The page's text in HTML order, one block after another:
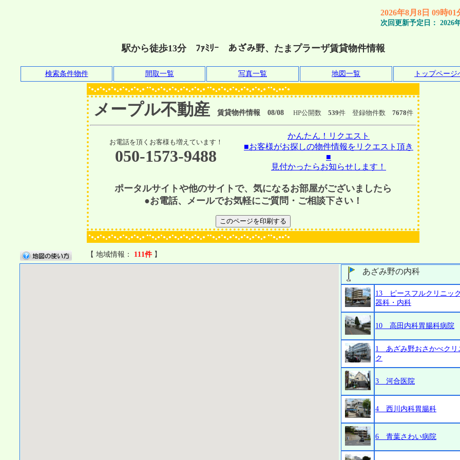
2026年8月8日 09時01
次回更新予定日： 2026
駅から徒歩13分 ﾌｧﾐﾘｰ あざみ野、たまプラーザ賃貸物件情報
検索条件物件 間取一覧 写真一覧 地図一覧 トップページ
● ●● ●● ●● ●● ●● ●● ●● ●● ●● ● ●● ●● ●● ●● ●● ●● ●● ●● ●● ●● ● ●● ●● ●● ●● ●● ●● ●● ●● ●● ●● ● ●● ●● ●●● ●
メープル不動産賃貸物件情報 08/08 HP公開数 539件 登録物件数 7678件
お電話を頂くお客様も増えています！
050-1573-9488
かんたん！リクエスト
■お客様がお探しの物件情報をリクエスト頂き
■
見付かったらお知らせします！
ポータルサイトや他のサイトで、気になるお部屋がございましたら
●お電話、メールでお気軽にご質問・ご相談下さい！
● ●● ●● ●● ●● ●● ●● ●● ●● ●● ● ●● ●● ●● ●● ●● ●● ●● ●● ●● ●● ● ●● ●● ●● ●● ●● ●● ●● ●● ●● ●● ● ●● ●● ●●● ●
【 地域情報： 111件】
あざみ野の内科
13 ピースフルクリニッ
器科・内科
10 高田内科胃腸科病院
1 あざみ野おさかべクリ
ク
3 河合医院
4 西川内科胃腸科
6 青葉さわい病院